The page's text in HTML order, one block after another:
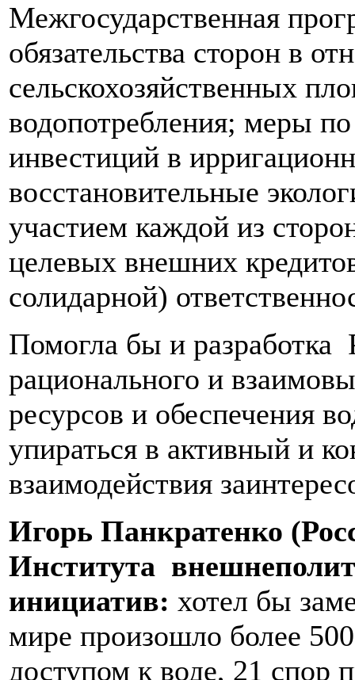
Межгосударственная
обязательства сторон в
сельскохозяйственных
водопотребления; меры
инвестиций в
восстановительные
участием каждой из
целевых внешних
солидарной)
Помогла бы и разработка
рационального и
ресурсов и обеспечения
упираться в активный и
взаимодействия
Игорь Панкратенко
Института
инициатив: хотел бы
мире произошло более
доступом к воде, 21 спор